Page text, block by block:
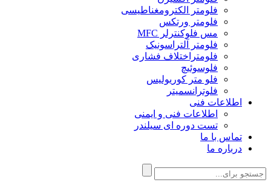
فلومتر الکترومغناطیسی
فلومتر ورتکس
مس فلوکنترلر MFC
فلومتر آلتراسونیک
فلومتراختلاف فشاری
فلوسوئیچ
فلو متر کوریولیس
فلوترانسمیتر
اطلاعات فنی
اطلاعات فنی و ایمنی
تست دوره ای سیلندر
تماس با ما
درباره ما